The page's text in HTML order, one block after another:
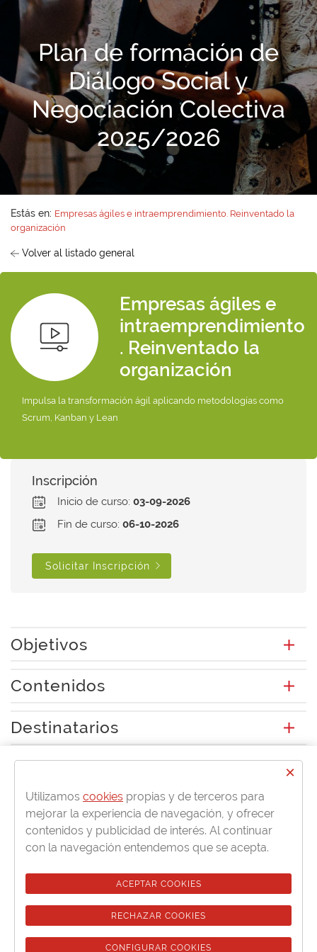
Plan de formación de
Diálogo Social y
Negociación Colectiva
2025/2026
Estás en: Empresas ágiles e intraemprendimiento. Reinventado la
organización
Volver al listado general
Empresas ágiles e
intraemprendimiento
. Reinventado la
organización
Impulsa la transformación ágil aplicando metodologías como
Scrum, Kanban y Lean
Inscripción
Inicio de curso: 03-09-2026
Fin de curso: 06-10-2026
Solicitar Inscripción
Objetivos
Contenidos
Destinatarios
Titulación
Más información en:
G12 Grupo Empresarial de Servicios S.L.
914595959
×
Utilizamos cookies propias y de terceros para
mejorar la experiencia de navegación, y ofrecer
contenidos y publicidad de interés. Al continuar
con la navegación entendemos que se acepta.
ACEPTAR COOKIES
RECHAZAR COOKIES
CONFIGURAR COOKIES